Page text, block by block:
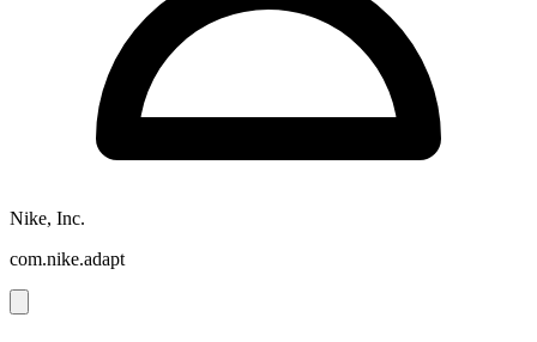
Nike, Inc.
com.nike.adapt